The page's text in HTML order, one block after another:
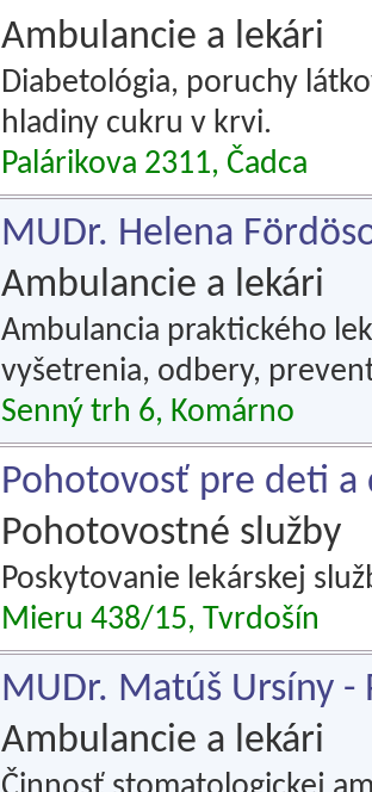
Ambulancie a lekári
Diabetológia, poruchy
hladiny cukru v krvi.
Palárikova 2311, Čadca
MUDr. Helena
Ambulancie a lekári
Ambulancia praktického
vyšetrenia, odbery,
Senný trh 6, Komárno
Pohotovosť pre deti a
Pohotovostné služby
Poskytovanie lekárskej
Mieru 438/15, Tvrdošín
MUDr. Matúš Ursíny -
Ambulancie a lekári